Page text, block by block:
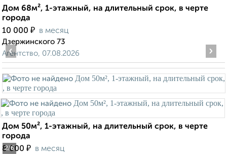
Дом 68м², 1-этажный, на длительный срок, в черте
города
10 000 ₽ в месяц
Дзержинского 73
Агентство, 07.08.2026
2/6
‹ ›
Дом 50м², 1-этажный, на длительный срок, в черте
города
8 000 ₽ в месяц